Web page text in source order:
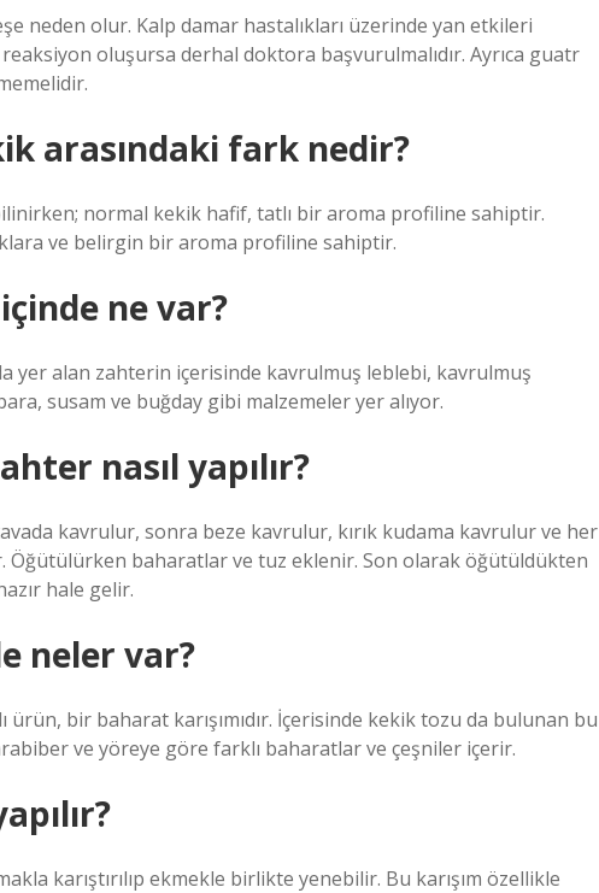
neden olur. Kalp damar hastalıkları üzerinde yan etkileri
oluşursa derhal doktora başvurulmalıdır. Ayrıca guatr
arasındaki fark nedir?
normal kekik hafif, tatlı bir aroma profiline sahiptir.
ve belirgin bir aroma profiline sahiptir.
ne var?
yer alan zahterin içerisinde kavrulmuş leblebi, kavrulmuş
susam ve buğday gibi malzemeler yer alıyor.
nasıl yapılır?
kavrulur, sonra beze kavrulur, kırık kudama kavrulur ve her
Öğütülürken baharatlar ve tuz eklenir. Son olarak öğütüldükten
hale gelir.
neler var?
ürün, bir baharat karışımıdır. İçerisinde kekik tozu da bulunan bu
ve yöreye göre farklı baharatlar ve çeşniler içerir.
karıştırılıp ekmekle birlikte yenebilir. Bu karışım özellikle